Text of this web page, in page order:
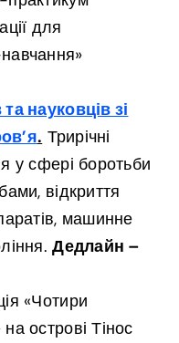
для
науковців зі
. Трирічні
у сфері боротьби
відкриття
машинне
Дедлайн –
«Чотири
острові Тінос